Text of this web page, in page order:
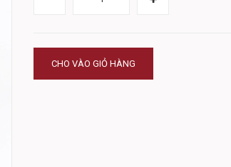
CHO VÀO GIỎ HÀNG